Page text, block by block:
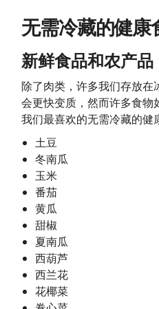
无需冷藏的健康
新鲜食品和农产品
除了肉类，许多我们存放
会更快变质，然而许多食
我们最喜欢的无需冷藏的健
土豆
冬南瓜
玉米
番茄
黄瓜
甜椒
夏南瓜
西葫芦
西兰花
花椰菜